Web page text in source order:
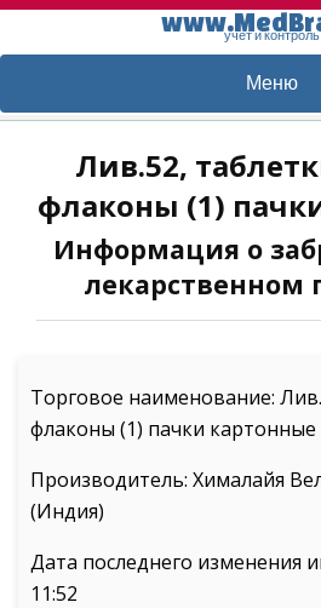
учет и контроль
Меню
Лив.52,
флаконы (1)
Информация о
лекарственном
Торговое наименование:
флаконы (1) пачки картонные
Производитель: Хималайя
(Индия)
Дата последнего изменения
11:52